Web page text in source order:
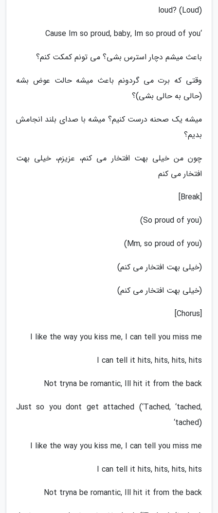
loud? (Loud)
‘Cause Im so proud, baby, Im so proud of you
باعث میشم دچار استرس بشی؟ می تونم کمکت کنم؟
وقتی که برت می گردونم باعث میشه حالت عوض بشه
(حالی به حالی بشی)؟
میشه یک صحنه درست کنیم؟ میشه با صدای بلند انجامش
بدیم؟
چون من خیلی بهت افتخار می کنم، عزیزم، خیلی بهت
افتخار می کنم
[Break]
(So proud of you)
(Mm, so proud of you)
(خیلی بهت افتخار می کنم)
(خیلی بهت افتخار می کنم)
[Chorus]
I like the way you kiss me, I can tell you miss me
I can tell it hits, hits, hits, hits
Not tryna be romantic, Ill hit it from the back
Just so you dont get attached (‘Tached, ‘tached,
‘tached)
I like the way you kiss me, I can tell you miss me
I can tell it hits, hits, hits, hits
Not tryna be romantic, Ill hit it from the back